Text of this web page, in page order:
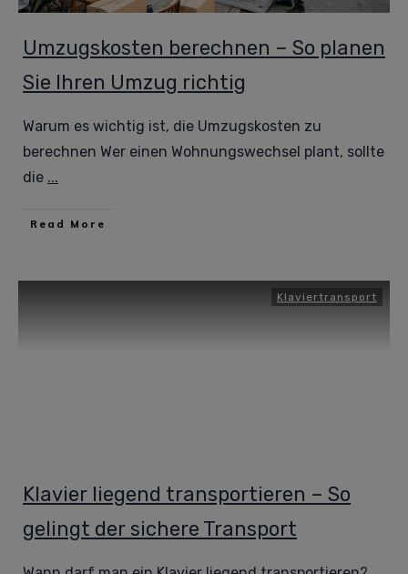
Umzugskosten berechnen – So planen
Sie Ihren Umzug richtig
Warum es wichtig ist, die Umzugskosten zu
berechnen Wer einen Wohnungswechsel plant, sollte
die ...
Read More
Klaviertransport
Klavier liegend transportieren – So
gelingt der sichere Transport